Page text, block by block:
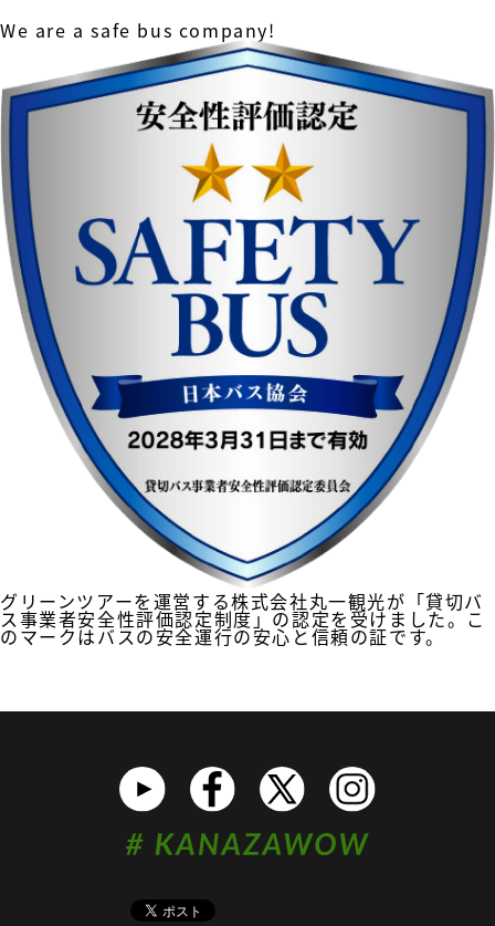
We are a safe bus company!
グリーンツアーを運営する株式会社丸一観光が「貸切バ
ス事業者安全性評価認定制度」の認定を受けました。こ
のマークはバスの安全運行の安心と信頼の証です。